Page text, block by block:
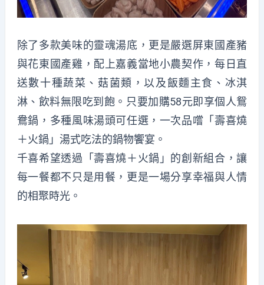
除了多款美味的靈魂湯底，更是嚴選屏東國產豬
與花東國產雞，配上嘉義當地小農契作，每日直
送數十種蔬菜、菇菌類，以及飯麵主食、冰淇
淋、飲料無限吃到飽。只要加購58元即享個人鴛
鴦鍋，多種風味湯頭可任選，一次品嚐「壽喜燒
＋火鍋」湯式吃法的鍋物饗宴。
千喜希望透過「壽喜燒＋火鍋」的創新組合，讓
每一餐都不只是用餐，更是一場分享幸福與人情
的相聚時光。